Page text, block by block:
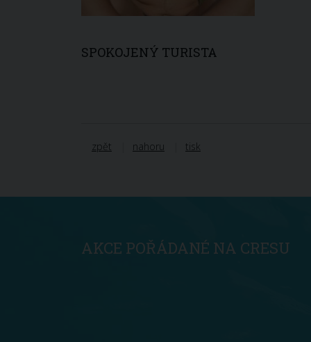
SPOKOJENÝ TURISTA
zpět nahoru tisk
AKCE POŘÁDANÉ NA CRESU